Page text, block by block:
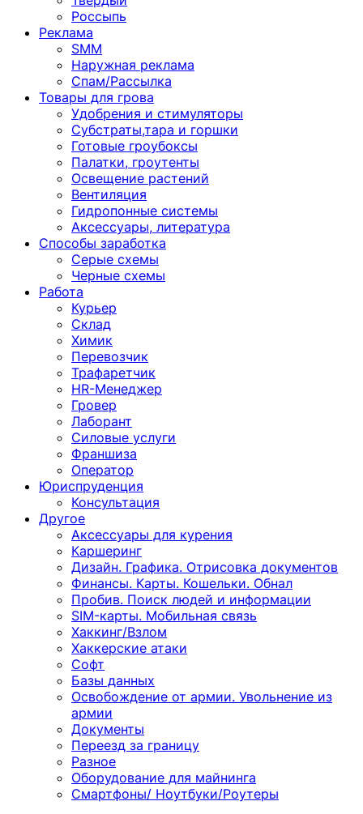
Россыпь
Реклама
SMM
Наружная реклама
Спам/Рассылка
Товары для грова
Удобрения и стимуляторы
Субстраты,тара и горшки
Готовые гроубоксы
Палатки, гроутенты
Освещение растений
Вентиляция
Гидропонные системы
Аксессуары, литература
Способы заработка
Серые схемы
Черные схемы
Работа
Курьер
Склад
Химик
Перевозчик
Трафаретчик
HR-Менеджер
Гровер
Лаборант
Силовые услуги
Франшиза
Оператор
Юриспруденция
Консультация
Другoе
Аксессуары для курения
Каршеринг
Дизайн. Графика. Отрисовка документов
Финансы. Карты. Кошельки. Обнал
Пробив. Поиск людей и информации
SIM-карты. Мобильная связь
Хаккинг/Взлом
Хаккерские атаки
Софт
Базы данных
Освобождение от армии. Увольнение из
армии
Документы
Переезд за границу
Разное
Оборудование для майнинга
Смартфоны/ Ноутбуки/Роутеры